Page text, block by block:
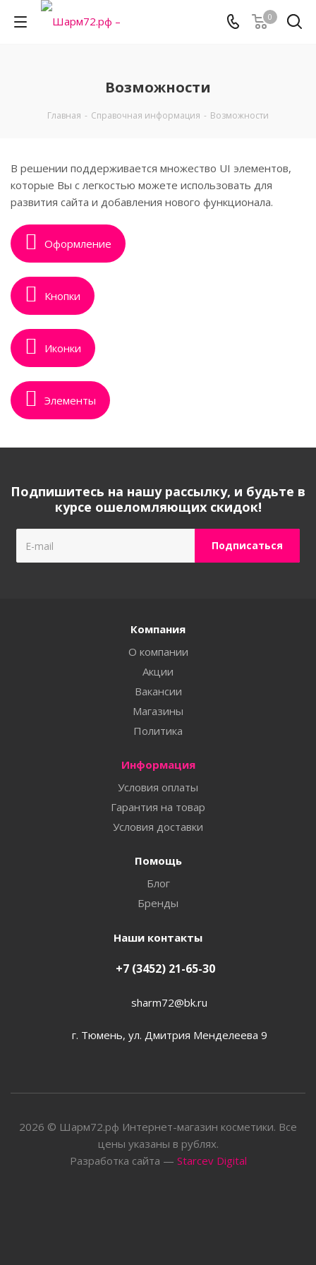
0
Возможности
Главная - Справочная информация - Возможности
В решении поддерживается множество UI элементов,
которые Вы с легкостью можете использовать для
развития сайта и добавления нового функционала.
Оформление
Кнопки
Иконки
Элементы
Подпишитесь на нашу рассылку, и будьте в
курсе ошеломляющих скидок!
Компания
О компании
Акции
Вакансии
Магазины
Политика
Информация
Условия оплаты
Гарантия на товар
Условия доставки
Помощь
Блог
Бренды
Наши контакты
+7 (3452) 21-65-30
sharm72@bk.ru
г. Тюмень, ул. Дмитрия Менделеева 9
2026 © Шарм72.рф Интернет-магазин косметики. Все
цены указаны в рублях.
Разработка сайта — Starcev Digital